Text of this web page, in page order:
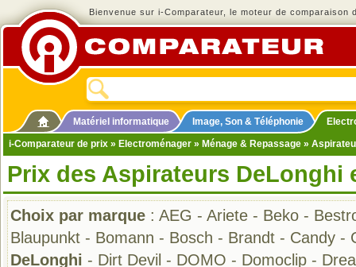
Bienvenue sur i-Comparateur, le moteur de comparaison
Matériel informatique Image, Son & Téléphonie
i-Comparateur de prix » Electroménager » Ménage & Repassage »
Prix des Aspirateurs DeLonghi
Choix par marque : AEG - Ariete - Beko -
Blaupunkt - Bomann - Bosch - Brandt - Candy -
DeLonghi - Dirt Devil - DOMO - Domoclip -